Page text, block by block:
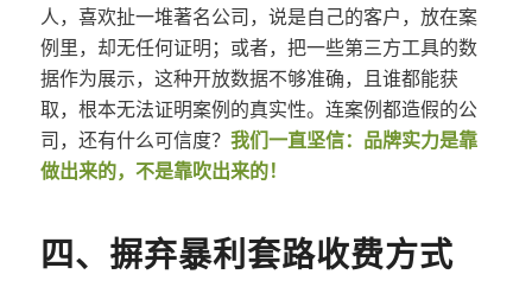
人，喜欢扯一堆著名公司，说是自己的客户，放在案
例里，却无任何证明；或者，把一些第三方工具的数
据作为展示，这种开放数据不够准确，且谁都能获
取，根本无法证明案例的真实性。连案例都造假的公
司，还有什么可信度？ 我们一直坚信：品牌实力是靠
做出来的，不是靠吹出来的！
四、摒弃暴利套路收费方式